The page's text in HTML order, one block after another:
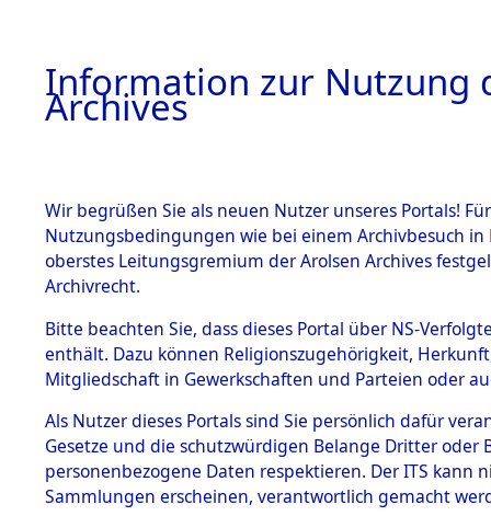
BESTÄNDE
1.
mente
5. Verschiedenes
5.3
Todesmärsche
Baden-
Heilbronn
Information zur Nutzung
Archives
Wir begrüßen Sie als neuen Nutzer unseres Portals!
Nutzungsbedingungen wie bei einem Archivbesuch
oberstes Leitungsgremium der Arolsen Archives
Archivrecht.
Bitte beachten Sie, dass dieses Portal über NS-
enthält. Dazu können Religionszugehörigkeit,
Mitgliedschaft in Gewerkschaften und Parteien oder
Als Nutzer dieses Portals sind Sie persönlich dafür
Gesetze und die schutzwürdigen Belange Dritter
personenbezogene Daten respektieren. Der ITS
Sammlungen erscheinen, verantwortlich gemacht